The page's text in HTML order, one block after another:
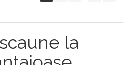
la